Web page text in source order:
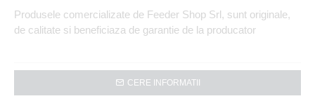
CERE INFORMATII
Produsele comercializate de Feeder Shop Srl, sunt originale,
de calitate si beneficiaza de garantie de la producator